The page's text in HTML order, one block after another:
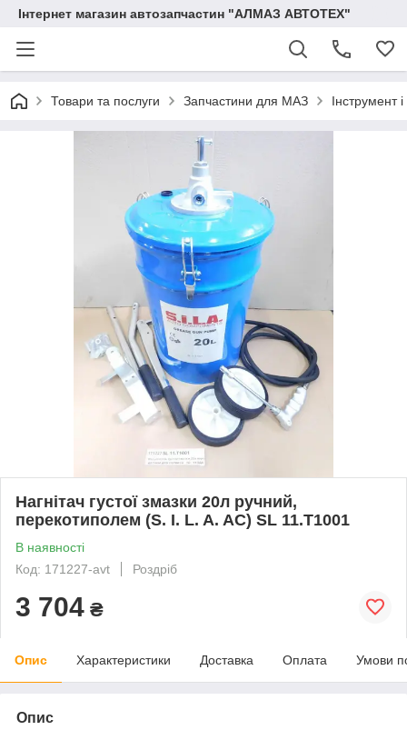
Інтернет магазин автозапчастин "АЛМАЗ АВТОТЕХ"
Товари та послуги Запчастини для МАЗ Інструмент
Нагнітач густої змазки 20л ручний,
перекотиполем (S. I. L. A. AC) SL 11.T1001
В наявності
Код: 171227-avt
Роздріб
3 704 ₴
Опис Характеристики Доставка Оплата Умови
Опис